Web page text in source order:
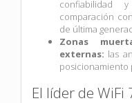
confiabilidad
comparación
de última
Zonas
externas: las
posicionamiento
El líder de WiFi